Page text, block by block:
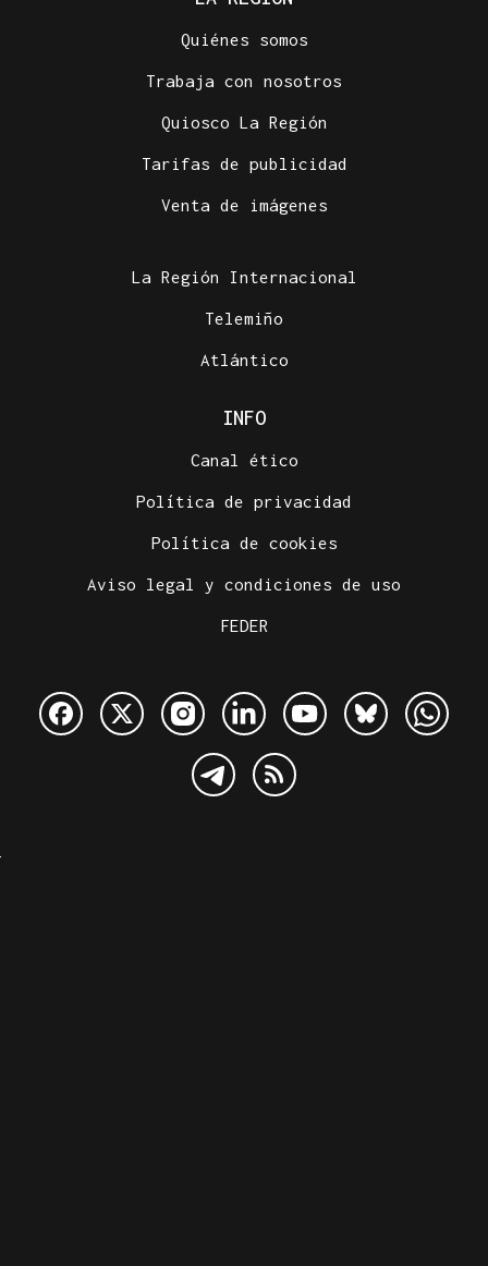
Quiénes somos
Trabaja con nosotros
Quiosco La Región
Tarifas de publicidad
Venta de imágenes
La Región Internacional
Telemiño
Atlántico
INFO
Canal ético
Política de privacidad
Política de cookies
Aviso legal y condiciones de uso
FEDER